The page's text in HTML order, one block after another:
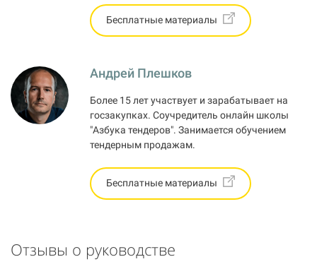
Бесплатные материалы
Андрей Плешков
Более 15 лет участвует и зарабатывает на
госзакупках. Соучредитель онлайн школы
"Азбука тендеров". Занимается обучением
тендерным продажам.
Бесплатные материалы
Отзывы о руководстве